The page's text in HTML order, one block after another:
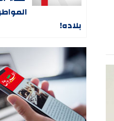
بلاده!